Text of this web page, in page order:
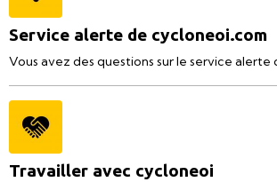
Service alerte de cycloneoi.com
Vous avez des questions sur le service alerte
Travailler avec cycloneoi